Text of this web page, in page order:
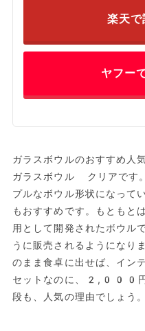
楽天で
ヤフー
ガラスボウルのおすすめ人
ガラスボウル クリアです
プルなボウル形状になって
もおすすめです。もともと
用として開発されたボウル
うに販売されるようになり
のまま食卓に出せば、イン
セットなのに、2,000円
段も、人気の理由でしょう。